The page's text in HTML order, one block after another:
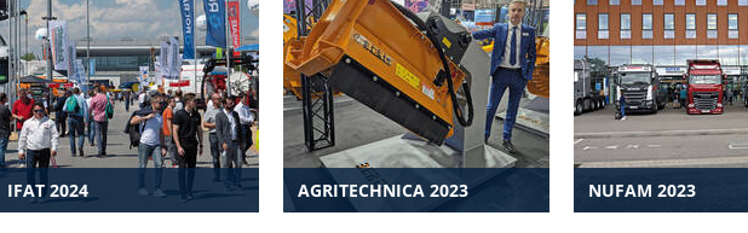
IFAT 2024 AGRITECHNICA 2023 NUFAM 2023